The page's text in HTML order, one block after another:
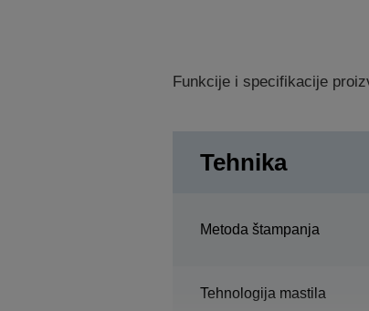
Funkcije i specifikacije
Tehnika
Metoda štampanja
Tehnologija mastila